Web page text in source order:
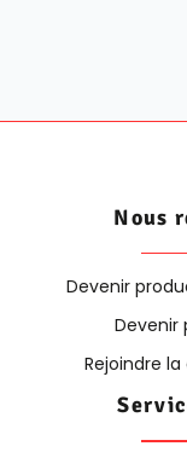
Nous
Devenir
Devenir
Rejoindre